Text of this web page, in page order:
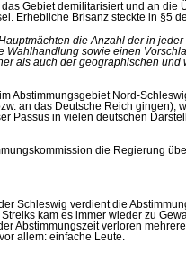
Gebiet demilitarisiert und an die
Erhebliche Brisanz steckte in §5
die Anzahl der in jeder
sowie einen
als auch der geographischen und
Abstimmungsgebiet Nord-
an das Deutsche Reich gingen),
Passus in vielen deutschen
die Regierung
Schleswig verdient die
kam es immer wieder zu
Abstimmungszeit verloren
allem: einfache Leute.